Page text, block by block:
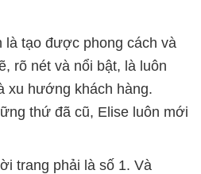
là tạo được phong cách và
rõ nét và nổi bật, là luôn
xu hướng khách hàng.
thứ đã cũ, Elise luôn mới
trang phải là số 1. Và